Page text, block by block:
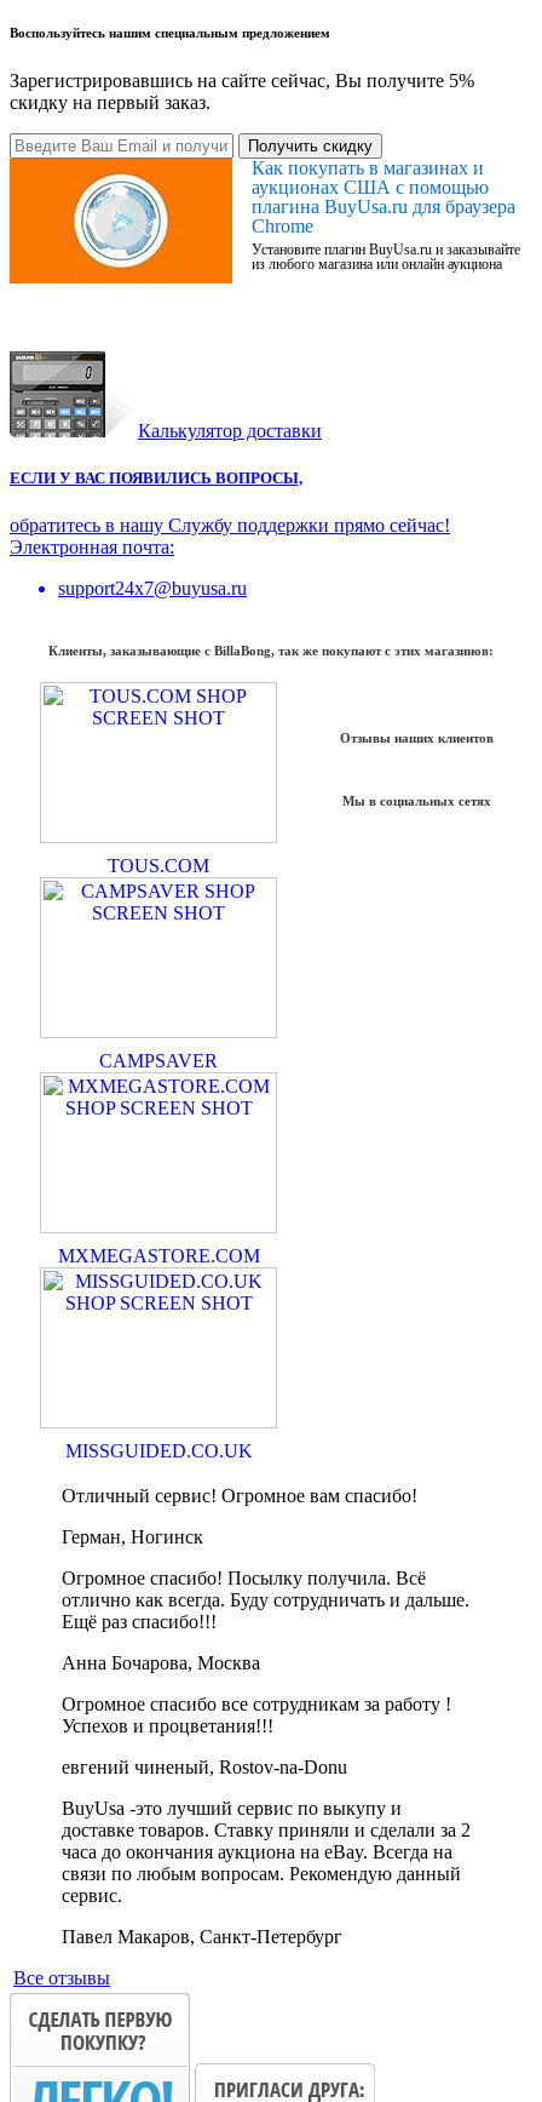
Воспользуйтесь нашим специальным предложением
Зарегистрировавшись на сайте сейчас, Вы получите 5%
скидку на первый заказ.
Получить скидку
Как покупать в магазинах и
аукционах США с помощью
плагина BuyUsa.ru для браузера
Chrome
Установите плагин BuyUsa.ru и заказывайте
из любого магазина или онлайн аукциона
Калькулятор доставки
ЕСЛИ У ВАС ПОЯВИЛИСЬ ВОПРОСЫ,
обратитесь в нашу Службу поддержки прямо сейчас!
Электронная почта:
support24x7@buyusa.ru
Клиенты, заказывающие с BillaBong, так же покупают с этих магазинов:
TOUS.COM
CAMPSAVER
MXMEGASTORE.COM
MISSGUIDED.CO.UK
Отзывы наших клиентов
Мы в социальных сетях
Отличный сервис! Огромное вам спасибо!
Герман, Ногинск
Огромное спасибо! Посылку получила. Всё
отлично как всегда. Буду сотрудничать и дальше.
Ещё раз спасибо!!!
Анна Бочарова, Москва
Огромное спасибо все сотрудникам за работу !
Успехов и процветания!!!
евгений чиненый, Rostov-na-Donu
BuyUsa -это лучший сервис по выкупу и
доставке товаров. Ставку приняли и сделали за 2
часа до окончания аукциона на eBay. Всегда на
связи по любым вопросам. Рекомендую данный
сервис.
Павел Макаров, Санкт-Петербург
Все отзывы